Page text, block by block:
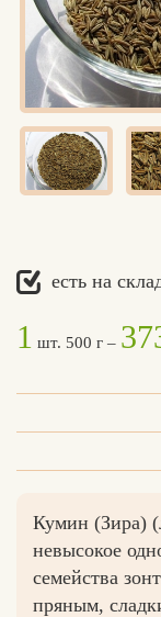
есть на
1 шт. 500 г –
Кумин (Зира)
невысокое
семейства
пряным,